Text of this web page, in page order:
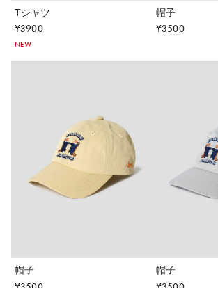
Tシャツ
¥3900
NEW
帽子
¥3500
帽子 帽子